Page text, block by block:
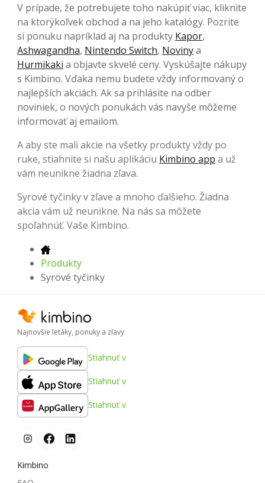
V prípade, že potrebujete toho nakúpiť viac, kliknite
na ktorýkoľvek obchod a na jeho katalógy. Pozrite
si ponuku napríklad aj na produkty Kapor,
Ashwagandha, Nintendo Switch, Novinya
Hurmikaki a objavte skvelé ceny. Vyskúšajte nákupy
s Kimbino. Vďaka nemu budete vždy informovaný o
najlepších akciách. Ak sa prihlásite na odber
noviniek, o nových ponukách vás navyše môžeme
informovať aj emailom.
A aby ste mali akcie na všetky produkty vždy po
ruke, stiahnite si našu aplikáciu Kimbino app a už
vám neunikne žiadna zľava.
Syrové tyčinky v zľave a mnoho ďalšieho. Žiadna
akcia vám už neunikne. Na nás sa môžete
spoľahnúť. Vaše Kimbino.
Produkty
Syrové tyčinky
Najnovšie letáky, ponuky a zľavy
Stiahnuť v
Stiahnuť v
Stiahnuť v
Kimbino